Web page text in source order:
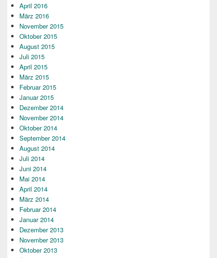
April 2016
März 2016
November 2015
Oktober 2015
August 2015
Juli 2015
April 2015
März 2015
Februar 2015
Januar 2015
Dezember 2014
November 2014
Oktober 2014
September 2014
August 2014
Juli 2014
Juni 2014
Mai 2014
April 2014
März 2014
Februar 2014
Januar 2014
Dezember 2013
November 2013
Oktober 2013